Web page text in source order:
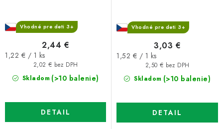
Vhodné pre deti 3+
Skladom (>10 balenie)
2,02 € bez DPH
2,44 €
Jednotková
1,22 € / 1 ks
DETAIL
Vhodné pre deti 3+
Skladom (>10 balenie)
2,50 € bez DPH
3,03 €
Jednotková
1,52 € / 1 ks
DETAIL